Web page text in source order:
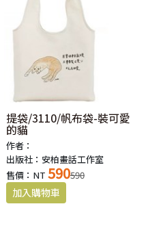
提袋/3110/帆布袋-裝可愛
的貓
作者：
出版社：安柏畫話工作室
售價：NT 590590